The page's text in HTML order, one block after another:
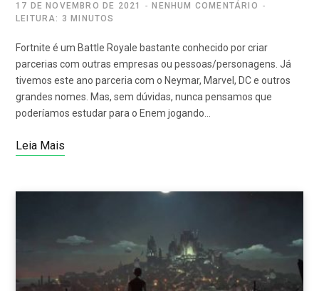
17 DE NOVEMBRO DE 2021
NENHUM COMENTÁRIO
LEITURA: 3 MINUTOS
Fortnite é um Battle Royale bastante conhecido por criar
parcerias com outras empresas ou pessoas/personagens. Já
tivemos este ano parceria com o Neymar, Marvel, DC e outros
grandes nomes. Mas, sem dúvidas, nunca pensamos que
poderíamos estudar para o Enem jogando…
Leia Mais